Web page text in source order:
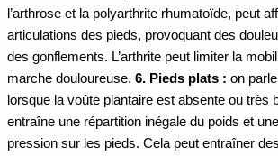
l’arthrose et la polyarthrite rhumatoïde, peut
articulations des pieds, provoquant des
des gonflements. L’arthrite peut limiter la
marche douloureuse. 6. Pieds plats : on
lorsque la voûte plantaire est absente ou très
entraîne une répartition inégale du poids et
pression sur les pieds. Cela peut entraîner